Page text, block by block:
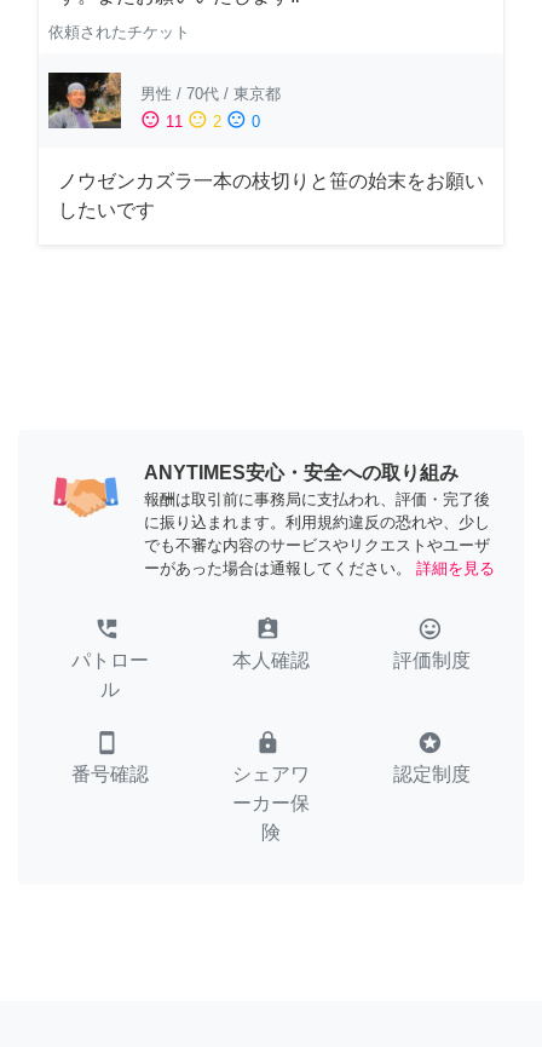
依頼されたチケット
男性 / 70代 / 東京都
sentiment_satisfied 11 sentiment_neutral 2 sentiment_dissatisfied 0
ノウゼンカズラ一本の枝切りと笹の始末をお願い
したいです
ANYTIMES安心・安全への取り組み
報酬は取引前に事務局に支払われ、評価・完了後
に振り込まれます。利用規約違反の恐れや、少し
でも不審な内容のサービスやリクエストやユーザ
ーがあった場合は通報してください。
詳細を見る
perm_phone_msg
パトロー
ル
assignment_ind
本人確認
tag_faces
評価制度
smartphone
番号確認
lock
シェアワ
ーカー保
険
stars
認定制度